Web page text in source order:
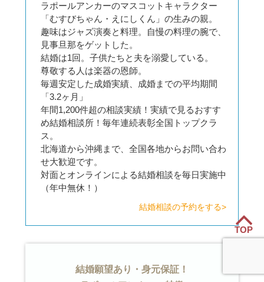
ラポールアンカーのマスコットキャラクター
「むすびちゃん・えにしくん」の生みの親。
趣味はジャズ演奏と料理。自慢の料理の腕で、
見事旦那をゲットした。
結婚は1回。子供たちと夫を溺愛している。
尊敬する人は楽器の恩師。
毎週安定した成婚実績、成婚までの平均期間
「3.2ヶ月」
年間1,200件超の相談実績！実績で見るおすす
め結婚相談所！毎年連続表彰全国トップクラ
ス。
北海道から沖縄まで、全国各地からお問い合わ
せ大歓迎です。
対面とオンラインによる結婚相談を毎日実施中
（年中無休！）
結婚相談の予約をする>
結婚願望あり・身元保証！
TOP